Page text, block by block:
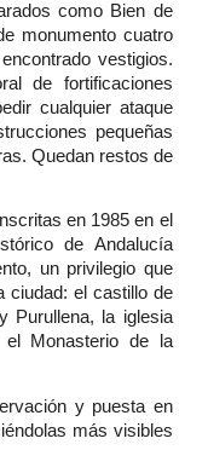
como Bien de
monumento cuatro
vestigios.
de fortificaciones
cualquier ataque
pequeñas
Quedan restos de
en 1985 en el
de Andalucía
un privilegio que
ciudad: el castillo de
Purullena, la iglesia
Monasterio de la
y puesta en
más visibles